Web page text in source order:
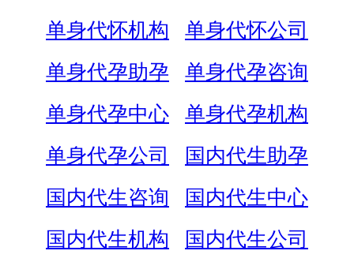
单身代怀机构
单身代怀公司
单身代孕助孕
单身代孕咨询
单身代孕中心
单身代孕机构
单身代孕公司
国内代生助孕
国内代生咨询
国内代生中心
国内代生机构
国内代生公司